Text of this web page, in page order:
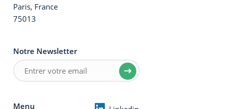
Paris, France
75013
Notre Newsletter
Menu